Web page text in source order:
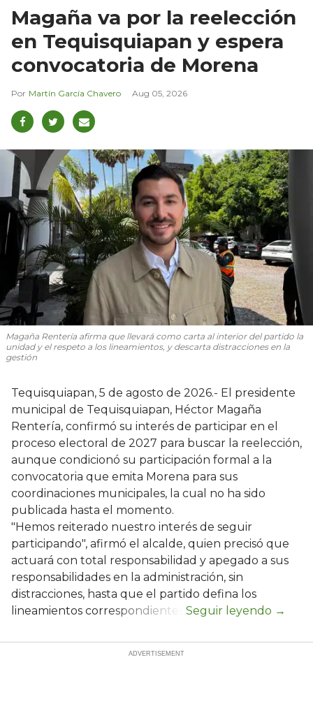
Magaña va por la reelección
en Tequisquiapan y espera
convocatoria de Morena
Martín García Chavero Aug 05, 2026
Magaña Rentería afirma que llevará como carta al interior del partido la
unidad y el respeto a los lineamientos, y descarta distracciones en la
gestión
Tequisquiapan, 5 de agosto de 2026.- El presidente
municipal de Tequisquiapan, Héctor Magaña
Rentería, confirmó su interés de participar en el
proceso electoral de 2027 para buscar la reelección,
aunque condicionó su participación formal a la
convocatoria que emita Morena para sus
coordinaciones municipales, la cual no ha sido
publicada hasta el momento.
"Hemos reiterado nuestro interés de seguir
participando", afirmó el alcalde, quien precisó que
actuará con total responsabilidad y apegado a sus
responsabilidades en la administración, sin
distracciones, hasta que el partido defina los
lineamientos correspondientes.